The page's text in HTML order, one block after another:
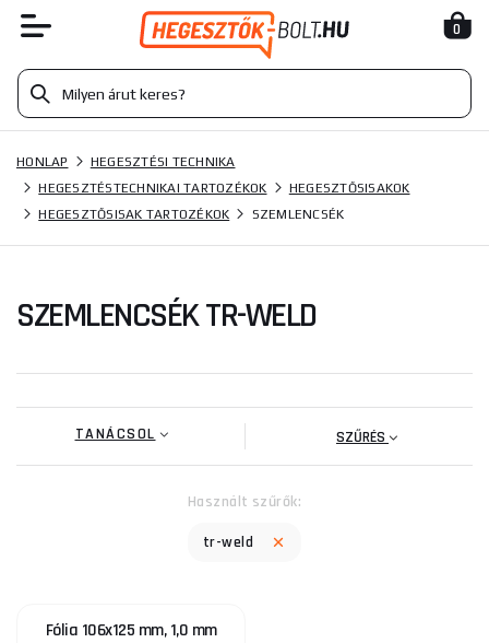
0
HONLAP
HEGESZTÉSI TECHNIKA
HEGESZTÉSTECHNIKAI TARTOZÉKOK
HEGESZTŐSISAKOK
HEGESZTŐSISAK TARTOZÉKOK
SZEMLENCSÉK
SZEMLENCSÉK TR-WELD
TANÁCSOL SZŰRÉS
Használt szűrők:
tr-weld
Fólia 106x125 mm, 1,0 mm